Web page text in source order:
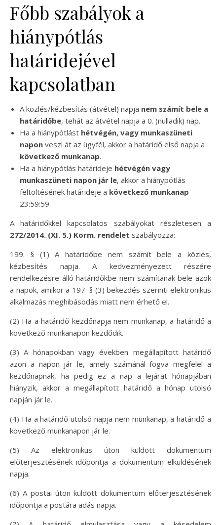
Főbb szabályok a
hiánypótlás
határidejével
kapcsolatban
A közlés/kézbesítás (átvétel) napja nem számít bele a
határidőbe, tehát az átvétel napja a 0. (nulladik) nap.
Ha a hiánypótlást hétvégén, vagy munkaszüneti
napon veszi át az ügyfél, akkor a határidő első napja a
következő munkanap.
Ha a hiánypótlás határideje hétvégén vagy
munkaszüneti napon jár le, akkor a hiánypótlás
feltöltésének határideje a következő munkanap
23:59:59.
A határidőkkel kapcsolatos szabályokat részletesen a
272/2014. (XI. 5.) Korm. rendelet szabályozza:
199. § (1) A határidőbe nem számít bele a közlés,
kézbesítés napja. A kedvezményezett részére
rendelkezésre álló határidőkbe nem számítanak bele azok
a napok, amikor a 197. § (3) bekezdés szerinti elektronikus
alkalmazás meghibásodás miatt nem érhető el.
(2) Ha a határidő kezdőnapja nem munkanap, a határidő a
következő munkanapon kezdődik.
(3) A hónapokban vagy években megállapított határidő
azon a napon jár le, amely számánál fogva megfelel a
kezdőnapnak, ha pedig ez a nap a lejárat hónapjában
hiányzik, akkor a megállapított határidő a hónap utolsó
napján jár le.
(4) Ha a határidő utolsó napja nem munkanap, a határidő a
következő munkanapon jár le.
(5) Az elektronikus úton küldött dokumentum
előterjesztésének időpontja a dokumentum elküldésének
napja.
(6) A postai úton küldött dokumentum előterjesztésének
időpontja a postára adás napja.